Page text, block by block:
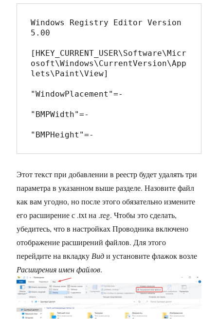
Windows Registry Editor Version
5.00
[HKEY_CURRENT_USER\Software\Micr
osoft\Windows\CurrentVersion\App
lets\Paint\View]
"WindowPlacement"=-
"BMPWidth"=-
"BMPHeight"=-
Этот текст при добавлении в реестр будет удалять три
параметра в указанном выше разделе. Назовите файл
как вам угодно, но после этого обязательно измените
его расширение с .txt на .reg. Чтобы это сделать,
убедитесь, что в настройках Проводника включено
отображение расширений файлов. Для этого
перейдите на вкладку Види установите флажок возле
Расширения имен файлов.